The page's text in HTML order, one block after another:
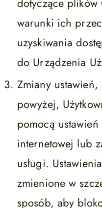
warunki ich
uzyskiwania
do Urządzenia
Zmiany
powyżej,
pomocą
internetowej lub
usługi.
zmienione w
sposób, aby